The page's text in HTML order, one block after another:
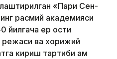
«Пари Сен-
расмий академияси
йилгача ер ости
ва хорижий
кириш тартиби ҳам